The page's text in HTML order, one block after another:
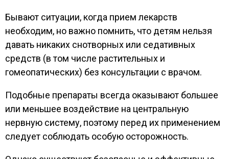
Бывают ситуации, когда прием лекарств
необходим, но важно помнить, что детям нельзя
давать никаких снотворных или седативных
средств (в том числе растительных и
гомеопатических) без консультации с врачом.
Подобные препараты всегда оказывают большее
или меньшее воздействие на центральную
нервную систему, поэтому перед их применением
следует соблюдать особую осторожность.